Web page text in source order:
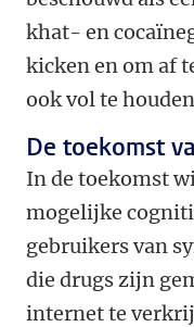
khat- en
kicken en om af
ook vol te
De toekomst
In de toekomst
mogelijke
gebruikers van
die drugs zijn
internet te